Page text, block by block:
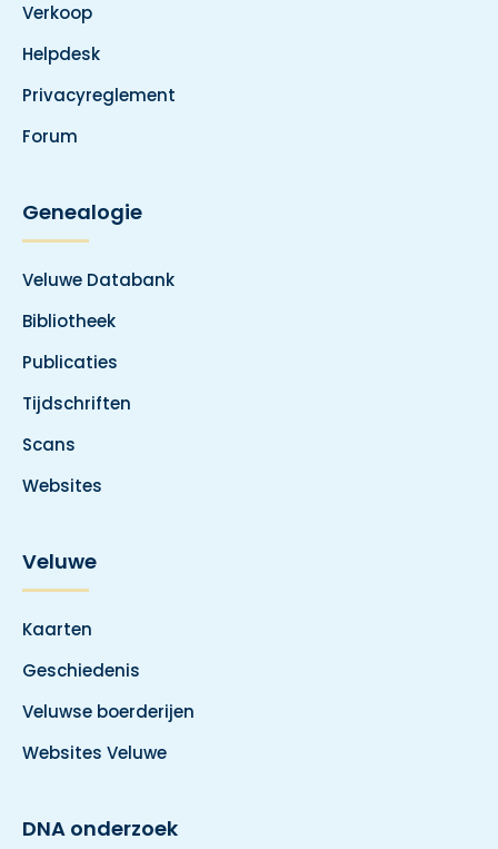
Verkoop
Helpdesk
Privacyreglement
Forum
Genealogie
Veluwe Databank
Bibliotheek
Publicaties
Tijdschriften
Scans
Websites
Veluwe
Kaarten
Geschiedenis
Veluwse boerderijen
Websites Veluwe
DNA onderzoek